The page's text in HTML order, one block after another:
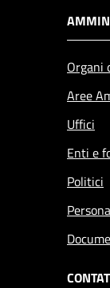
Organi
Aree
Uffici
Enti e
Politici